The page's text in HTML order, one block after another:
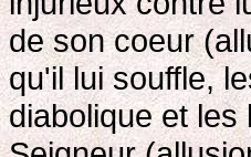
de son coeur
qu'il lui souffle,
diabolique et